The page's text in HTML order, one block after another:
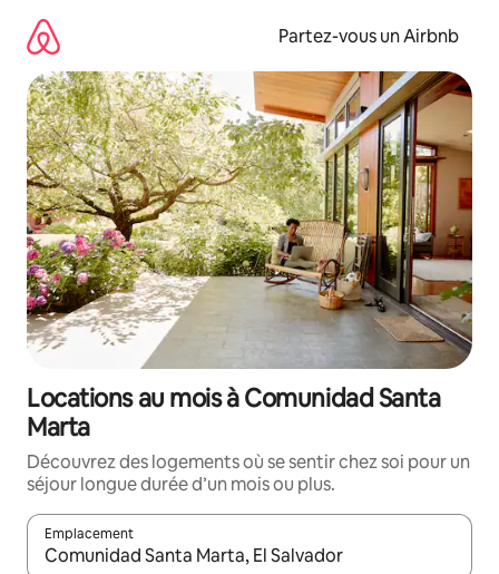
directement
contenu
Partez-vous un Airbnb
Locations au mois à Comunidad Santa
Marta
Découvrez des logements où se sentir chez soi pour un
séjour longue durée d’un mois ou plus.
Emplacement
Quand les résultats sont affichés, parcourez-les en utilisant